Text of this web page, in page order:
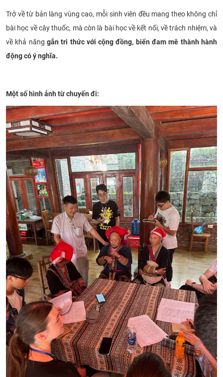
Trở về từ bản làng vùng cao, mỗi sinh viên đều mang theo không chỉ
bài học về cây thuốc, mà còn là bài học về kết nối, về trách nhiệm, và
về khả năng gắn tri thức với cộng đồng, biến đam mê thành hành
động có ý nghĩa.
Một số hình ảnh từ chuyến đi: